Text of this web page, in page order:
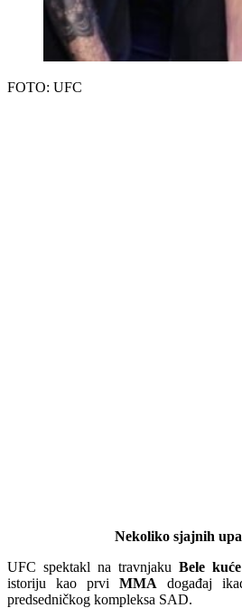
FOTO: UFC
Nekoliko sjajnih
UFC spektakl na travnjaku Bele kuće
istoriju kao prvi MMA događaj
predsedničkog kompleksa SAD.